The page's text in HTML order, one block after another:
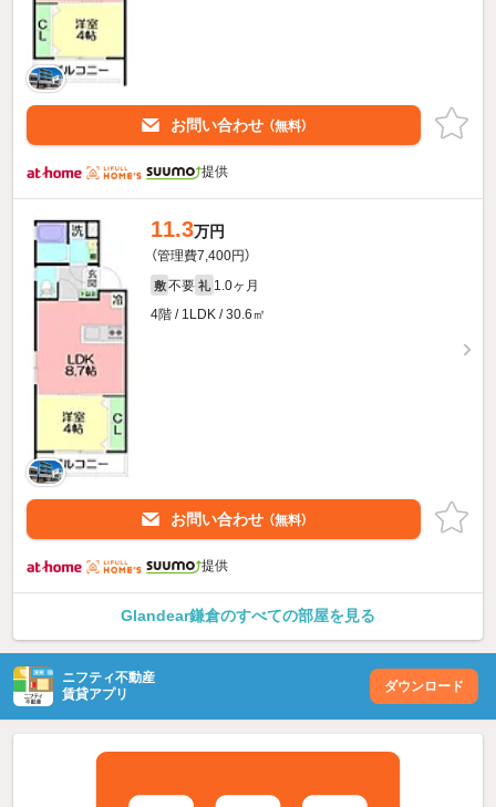
お問い合わせ （無料）
提供
11.3万円
（管理費7,400円）
敷 不要 礼 1.0ヶ月
4階 / 1LDK / 30.6㎡
お問い合わせ （無料）
提供
Glandear鎌倉のすべての部屋を見る
ニフティ不動産
賃貸アプリ
ダウンロード